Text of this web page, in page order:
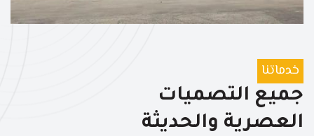
خدماتنا
جميع التصميات
العصرية والحديثة